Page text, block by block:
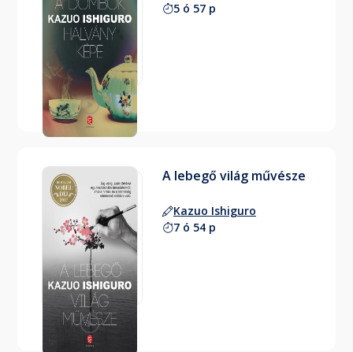
5 ó 57 p
A lebegő világ művésze
Kazuo Ishiguro
7 ó 54 p